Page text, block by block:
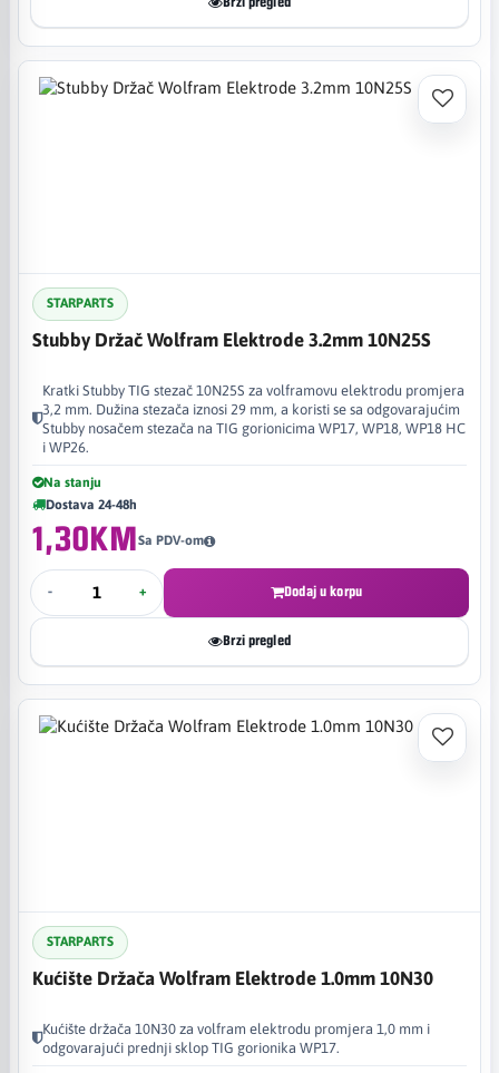
STARPARTS
Stubby Držač Wolfram Elektrode 3.2mm 10N25S
Kratki Stubby TIG stezač 10N25S za volframovu elektrodu promjera
3,2 mm. Dužina stezača iznosi 29 mm, a koristi se sa odgovarajućim
Stubby nosačem stezača na TIG gorionicima WP17, WP18, WP18 HC
i WP26.
Na stanju
Dostava 24-48h
1,30KMSa PDV-om
- + Dodaj u korpu
Brzi pregled
STARPARTS
Kućište Držača Wolfram Elektrode 1.0mm 10N30
Kućište držača 10N30 za volfram elektrodu promjera 1,0 mm i
odgovarajući prednji sklop TIG gorionika WP17.